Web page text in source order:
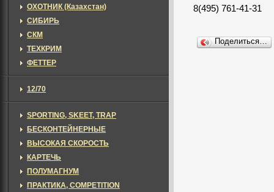
8(495) 761-41-31
Поделиться…
ОХОТНИК (Казахстан)
СИБИРЬ
СКМ
ТЕХКРИМ
ФЕТТЕР
12/70
SPORTING, SKEET, TRAP
БЕСКОНТЕЙНЕРНЫЕ
ВЫСОКАЯ СКОРОСТЬ
КАРТЕЧЬ
ПОЛУМАГНУМ
ПРАКТИКА, COMPETITION